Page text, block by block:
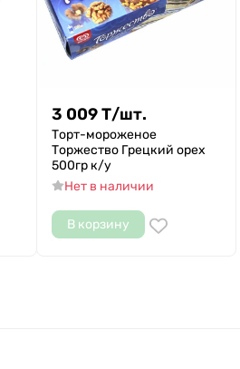
3 009Т/шт.
Торт-мороженое
Торжество Грецкий орех
500гр к/у
Нет в наличии
В корзину